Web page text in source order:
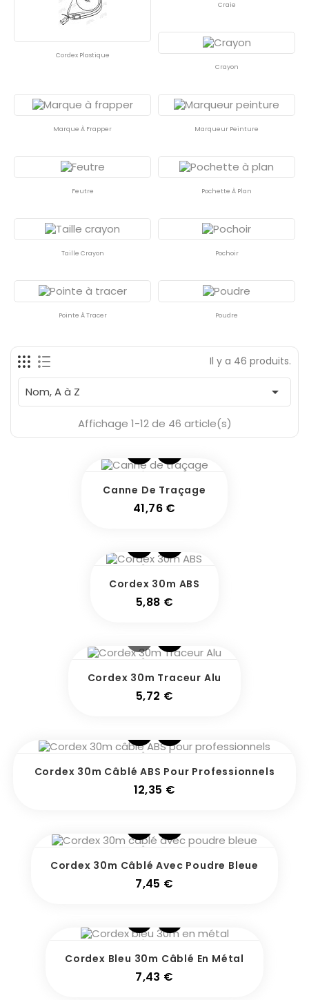
Cordex Plastique
Craie
Crayon
Marque À Frapper Marqueur Peinture
Feutre Pochette À Plan
Taille Crayon Pochoir
Pointe À Tracer Poudre
Il y a 46 produits.
Nom, A à Z 
Affichage 1-12 de 46 article(s)
Canne De Traçage
41,76 €
Cordex 30m ABS
5,88 €
Cordex 30m Traceur Alu
5,72 €
Cordex 30m Câblé ABS Pour Professionnels
12,35 €
Cordex 30m Câblé Avec Poudre Bleue
7,45 €
Cordex Bleu 30m Câblé En Métal
7,43 €